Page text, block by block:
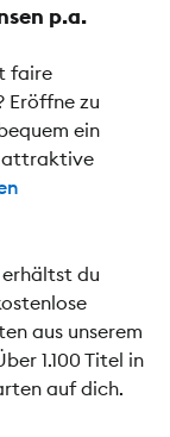
p.a.
faire
Eröffne zu
ein
attraktive
du
aus unserem
1.100 Titel in
auf dich.